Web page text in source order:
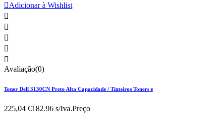
Adicionar à Wishlist





Avaliação(0)
Toner Dell 3130CN Preto Alta Capacidade / Tinteiros Toners e
225,04 €182.96 s/Iva.Preço